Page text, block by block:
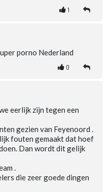
1
porno Nederland
0
eerlijk zijn tegen een
gezien van Feyenoord .
fouten gemaakt dat hoef
Dan wordt dit gelijk
.
die zeer goede dingen